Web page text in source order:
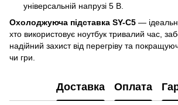
універсальній напрузі 5 В.
Охолоджуюча підставка SY-C5 —
хто використовує ноутбук тривалий час,
надійний захист від перегріву та
чи гри.
Доставка Оплата